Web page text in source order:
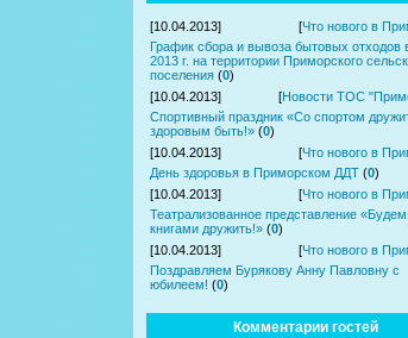
[10.04.2013] [Что нового в
График сбора и вывоза бытовых отходов
2013 г. на территории Приморского
поселения (0)
[10.04.2013]
[Новости ТОС
Спортивный праздник «Со спортом
здоровым быть!» (0)
[10.04.2013]
[Что нового в
День здоровья в Приморском ДДТ (0)
[10.04.2013]
[Что нового в
Театрализованное представление «Будем
книгами дружить!» (0)
[10.04.2013]
[Что нового в
Поздравляем Бурякову Анну Павловну с
юбилеем! (0)
Комментарии гостей